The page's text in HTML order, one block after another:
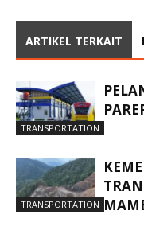
ARTIKEL TERKAIT
TRANSPORTATION
TRANSPORTATION